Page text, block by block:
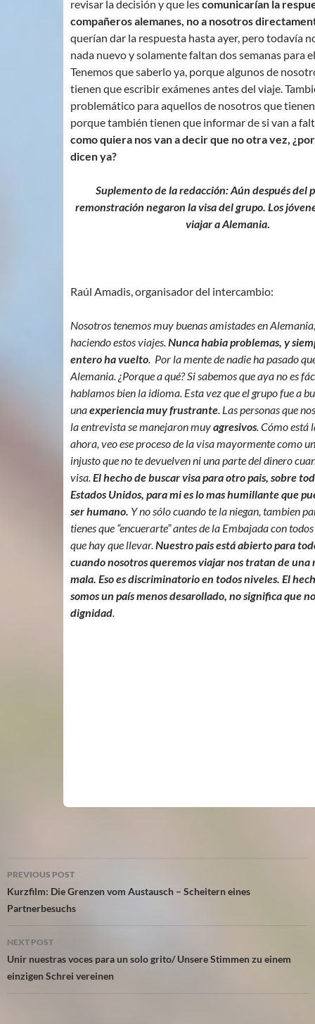
revisar la decisión y que lescomunicarían la
compañeros alemanes, no a nosotros
querían dar la respuesta hasta ayer, pero todavía
nada nuevo y solamente faltan dos semanas para
Tenemos que saberlo ya, porque algunos de
tienen que escribir exámenes antes del viaje.
problemático para aquellos de nosotros que
porque también tienen que informar de si van a
como quiera nos van a decir que no otra vez,
dicen ya?
Suplemento de la redacción: Aún después del
remonstración negaron la visa del grupo. Los
viajar a Alemania.
Raúl Amadis, organisador del intercambio:
Nosotros tenemos muy buenas amistades en
haciendo estos viajes.Nunca habia problemas, y
entero ha vuelto. Por la mente de nadie ha pasado
Alemania. ¿Porque a qué? Si sabemos que aya no es
hablamos bien la idioma. Esta vez que el grupo fue a
unaexperiencia muy frustrante. Las personas que
la entrevista se manejaron muyagresivos. Cómo está
ahora, veo ese proceso de la visa mayormente como
injusto que no te devuelven ni una parte del dinero
visa.El hecho de buscar visa para otro pais, sobre
Estados Unidos, para mi es lo mas humillante que
ser humano. Y no sólo cuando te la niegan, tambien
tienes que “encuerarte” antes de la Embajada con
que hay que llevar.Nuestro pais está abierto para
cuando nosotros queremos viajar nos tratan de una
mala. Eso es discriminatorio en todos niveles. El
somos un país menos desarollado, no significa que
dignidad.
Post
navigation
PREVIOUS POST
Kurzfilm: Die Grenzen vom Austausch – Scheitern eines
Partnerbesuchs
NEXT POST
Unir nuestras voces para un solo grito/ Unsere Stimmen zu einem
einzigen Schrei vereinen